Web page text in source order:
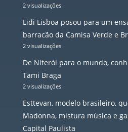
2 visualizações
Lidi Lisboa posou para um
barracão da Camisa Verde e
2 visualizações
De Niterói para o mundo,
Tami Braga
2 visualizações
Esttevan, modelo brasileiro,
Madonna, mistura música e
Capital Paulista